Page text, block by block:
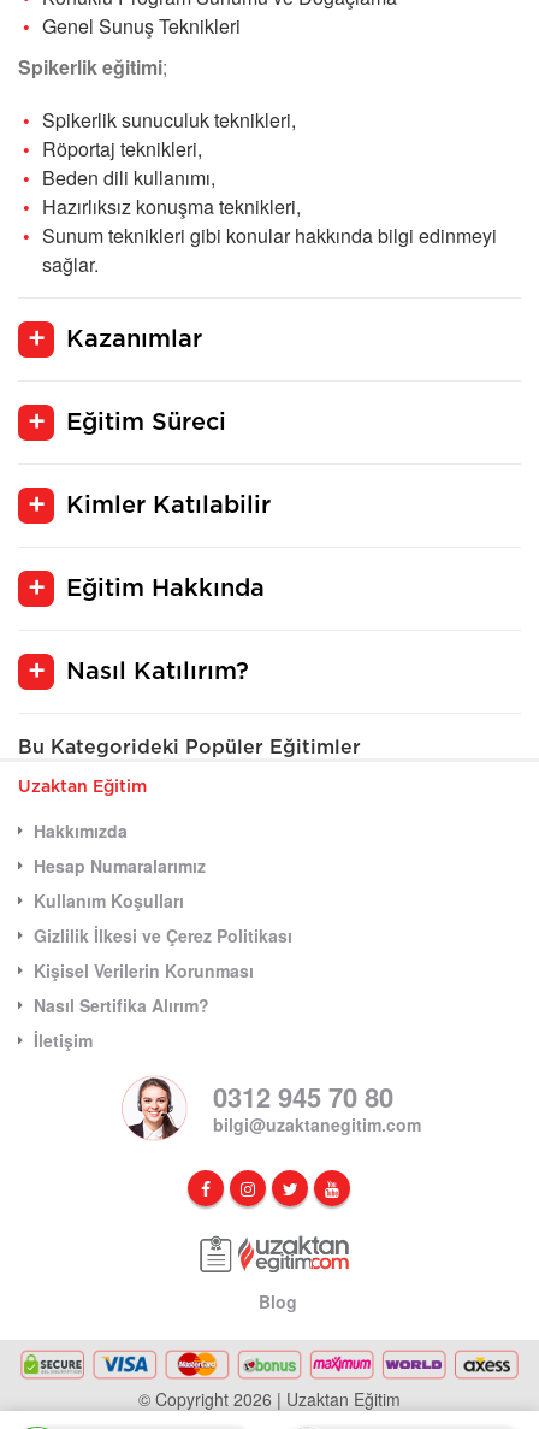
Genel Sunuş Teknikleri
Spikerlik eğitimi;
Spikerlik sunuculuk teknikleri,
Röportaj teknikleri,
Beden dili kullanımı,
Hazırlıksız konuşma teknikleri,
Sunum teknikleri gibi konular hakkında bilgi edinmeyi
sağlar.
Kazanımlar
Eğitim Süreci
Kimler Katılabilir
Eğitim Hakkında
Nasıl Katılırım?
Bu Kategorideki Popüler Eğitimler
Uzaktan Eğitim
Hakkımızda
Hesap Numaralarımız
Kullanım Koşulları
Gizlilik İlkesi ve Çerez Politikası
Kişisel Verilerin Korunması
Nasıl Sertifika Alırım?
İletişim
0312 945 70 80
bilgi@uzaktanegitim.com
Blog
© Copyright 2026 | Uzaktan Eğitim